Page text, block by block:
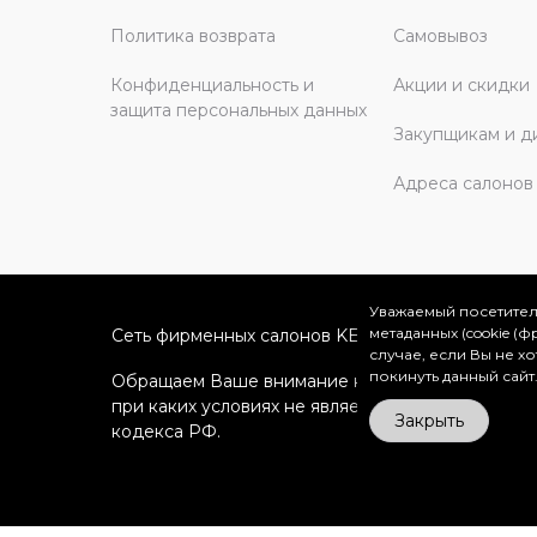
Политика возврата
Конфиденциальность и
защита персональных данных
Самовывоз
Акции и скидки
Закупщикам и
Адреса салонов
Сеть фирменных салонов KERAMA MARAZZI в
Обращаем Ваше внимание на то, что вся
при каких условиях не является публичной
кодекса РФ.
Уважаемый
метаданных (cookie
случае, если Вы не
покинуть данный сайт.
Закрыть